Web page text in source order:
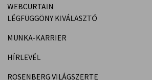
WEBCURTAIN
LÉGFÜGGÖNY KIVÁLASZTÓ
MUNKA-KARRIER
HÍRLEVÉL
ROSENBERG VILÁGSZERTE